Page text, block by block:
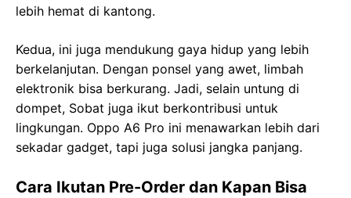
lebih hemat di kantong.
Kedua, ini juga mendukung gaya hidup yang lebih
berkelanjutan. Dengan ponsel yang awet, limbah
elektronik bisa berkurang. Jadi, selain untung di
dompet, Sobat juga ikut berkontribusi untuk
lingkungan. Oppo A6 Pro ini menawarkan lebih dari
sekadar gadget, tapi juga solusi jangka panjang.
Cara Ikutan Pre-Order dan Kapan Bisa